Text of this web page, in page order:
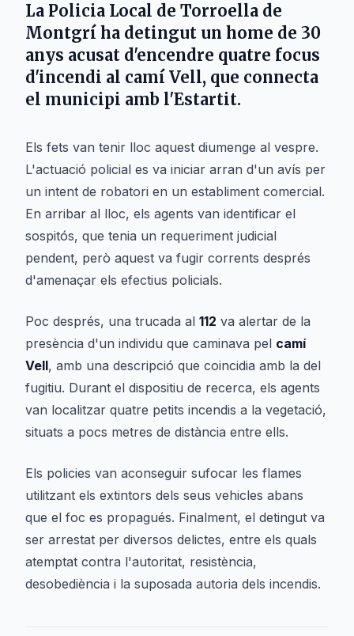
La Policia Local de Torroella de
Montgrí ha detingut un home de 30
anys acusat d'encendre quatre focus
d'incendi al camí Vell, que connecta
el municipi amb l'Estartit.
Els fets van tenir lloc aquest diumenge al vespre.
L'actuació policial es va iniciar arran d'un avís per
un intent de robatori en un establiment comercial.
En arribar al lloc, els agents van identificar el
sospitós, que tenia un requeriment judicial
pendent, però aquest va fugir corrents després
d'amenaçar els efectius policials.
Poc després, una trucada al 112 va alertar de la
presència d'un individu que caminava pel camí
Vell, amb una descripció que coincidia amb la del
fugitiu. Durant el dispositiu de recerca, els agents
van localitzar quatre petits incendis a la vegetació,
situats a pocs metres de distància entre ells.
Els policies van aconseguir sufocar les flames
utilitzant els extintors dels seus vehicles abans
que el foc es propagués. Finalment, el detingut va
ser arrestat per diversos delictes, entre els quals
atemptat contra l'autoritat, resistència,
desobediència i la suposada autoria dels incendis.